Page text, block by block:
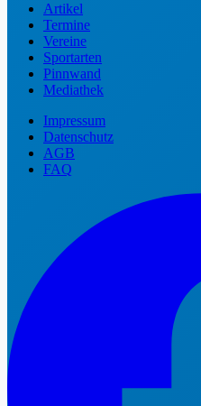
Artikel
Termine
Vereine
Sportarten
Pinnwand
Mediathek
Impressum
Datenschutz
AGB
FAQ